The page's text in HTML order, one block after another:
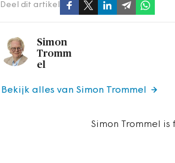
Deel dit artikel
Simon
Tromm
el
Simon Trommel
Bekijk alles van Simon Trommel